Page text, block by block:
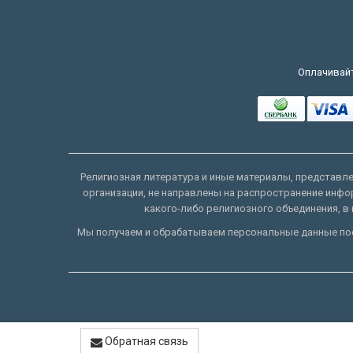
Религиозная литература и иные материалы,
организации, не направлены на распространение
какого-либо религиозного объединения,
Мы получаем и обрабатываем персональные данные
Обратная связь